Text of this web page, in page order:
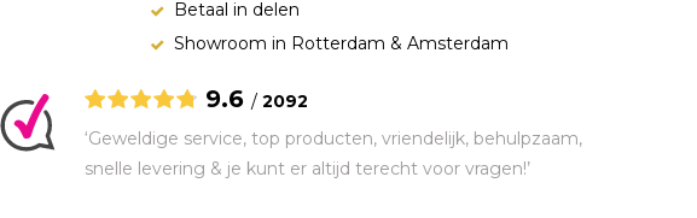
Betaal in delen
Showroom in Rotterdam & Amsterdam
9.6 / 2092
‘Geweldige service, top producten, vriendelijk, behulpzaam,
snelle levering & je kunt er altijd terecht voor vragen!’